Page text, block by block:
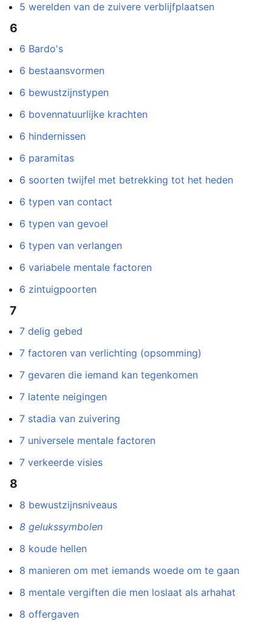
5 werelden van de zuivere verblijfplaatsen
6
6 Bardo's
6 bestaansvormen
6 bewustzijnstypen
6 bovennatuurlijke krachten
6 hindernissen
6 paramitas
6 soorten twijfel met betrekking tot het heden
6 typen van contact
6 typen van gevoel
6 typen van verlangen
6 variabele mentale factoren
6 zintuigpoorten
7
7 delig gebed
7 factoren van verlichting (opsomming)
7 gevaren die iemand kan tegenkomen
7 latente neigingen
7 stadia van zuivering
7 universele mentale factoren
7 verkeerde visies
8
8 bewustzijnsniveaus
8 gelukssymbolen
8 koude hellen
8 manieren om met iemands woede om te gaan
8 mentale vergiften die men loslaat als arhahat
8 offergaven